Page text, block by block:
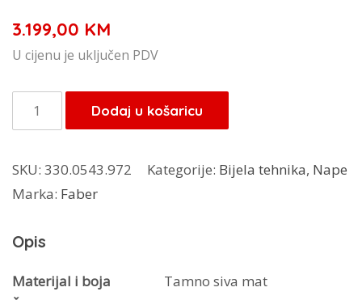
3.199,00 KM
U cijenu je uključen PDV
Faber
napa
tamno
siva
DG
MATT
Dodaj u košaricu
SKU: 330.0543.972 Kategorije: Bijela tehnika, Nape
Marka: Faber
Opis
Materijal i boja
Tamno siva mat